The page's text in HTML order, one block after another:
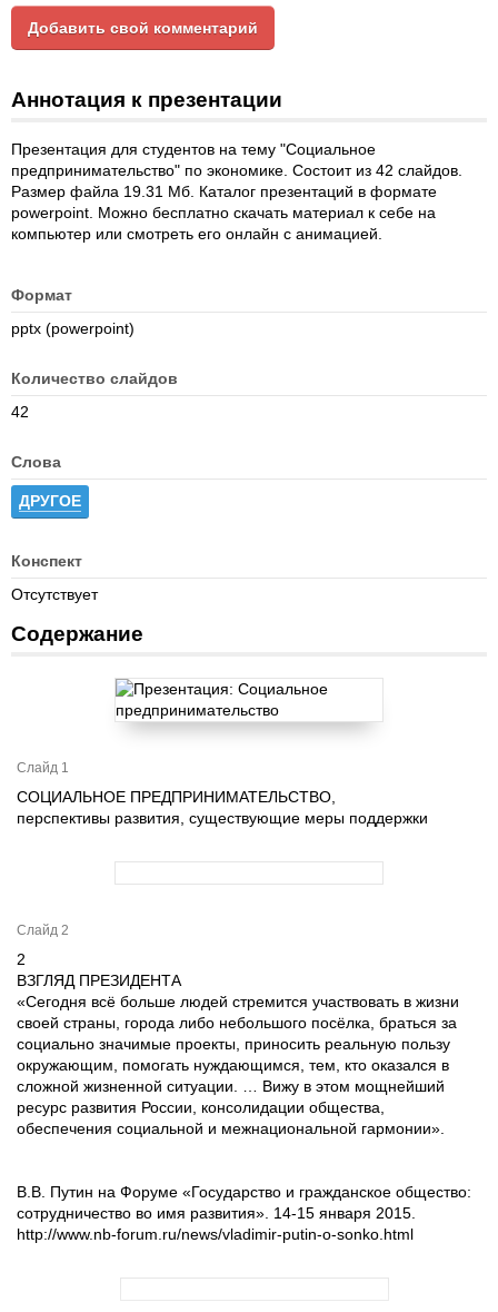
Добавить свой комментарий
Аннотация к презентации
Презентация для студентов на тему "Социальное
предпринимательство" по экономике. Состоит из 42 слайдов.
Размер файла 19.31 Мб. Каталог презентаций в формате
powerpoint. Можно бесплатно скачать материал к себе на
компьютер или смотреть его онлайн с анимацией.
Формат
pptx (powerpoint)
Количество слайдов
42
Слова
ДРУГОЕ
Конспект
Отсутствует
Содержание
Слайд 1
СОЦИАЛЬНОЕ ПРЕДПРИНИМАТЕЛЬСТВО,
перспективы развития, существующие меры поддержки
Слайд 2
2
ВЗГЛЯД ПРЕЗИДЕНТА
«Сегодня всё больше людей стремится участвовать в жизни
своей страны, города либо небольшого посёлка, браться за
социально значимые проекты, приносить реальную пользу
окружающим, помогать нуждающимся, тем, кто оказался в
сложной жизненной ситуации. … Вижу в этом мощнейший
ресурс развития России, консолидации общества,
обеспечения социальной и межнациональной гармонии».
В.В. Путин на Форуме «Государство и гражданское общество:
сотрудничество во имя развития». 14-15 января 2015.
http://www.nb-forum.ru/news/vladimir-putin-o-sonko.html